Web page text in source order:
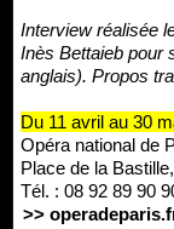
Interview réalisée
Inès Bettaieb pour
anglais). Propos
Du 11 avril au 30
Opéra national de
Place de la
Tél. : 08 92 89 90
>>